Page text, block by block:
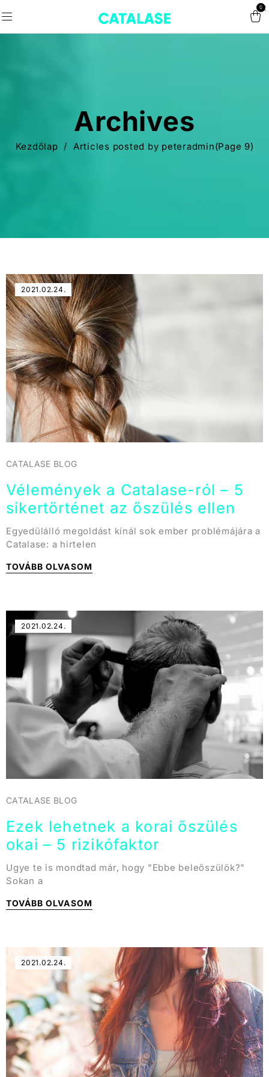
0
Archives
Kezdőlap / Articles posted by peteradmin(Page 9)
2021.02.24.
CATALASE BLOG
Vélemények a Catalase-ról – 5
sikertörténet az őszülés ellen
Egyedülálló megoldást kínál sok ember problémájára a
Catalase: a hirtelen
TOVÁBB OLVASOM
2021.02.24.
CATALASE BLOG
Ezek lehetnek a korai őszülés
okai – 5 rizikófaktor
Ugye te is mondtad már, hogy "Ebbe beleőszülök?"
Sokan a
TOVÁBB OLVASOM
2021.02.24.